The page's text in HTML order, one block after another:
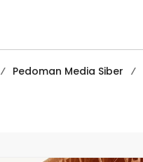
Pedoman Media Siber